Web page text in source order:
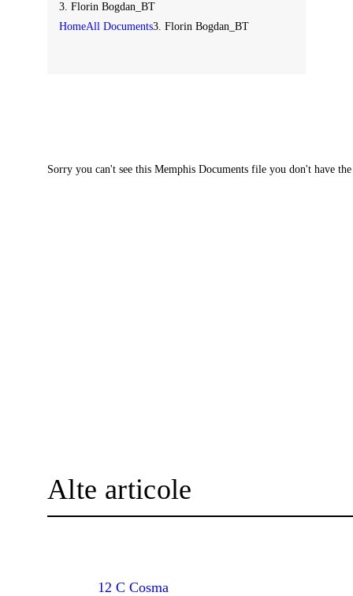
3. Florin Bogdan_BT
HomeAll Documents3. Florin Bogdan_BT
Sorry you can't see this Memphis Documents file you don't have
Alte articole
12 C Cosma